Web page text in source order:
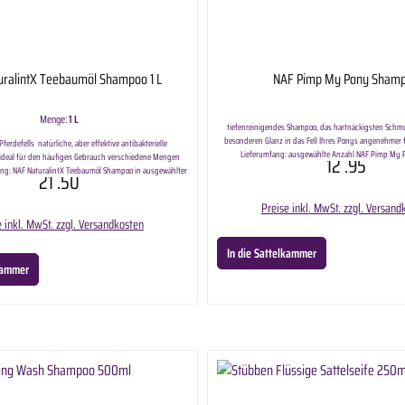
Teebaumöl Shampoo 1 L
Menge:1 L
natürliche, aber effektive antibakterielle
für den häufigen Gebrauch verschiedene Mengen
NAF NaturalintX Teebaumöl Shampoo in ausgewählter
Variante.
21.50
inkl. MwSt. zzgl. Versandkosten
NAF Pimp My Pony
tiefenreinigendes Shampoo, das hartnäckigsten
besonderen Glanz in das Fell Ihres Ponys
Lieferumfang: ausgewählte Anzahl NAF Pimp My
12.95
Preise inkl. MwSt. zzgl.
In die Sattelkammer